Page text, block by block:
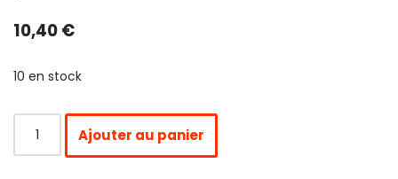
10,40€
10 en stock
Ajouter au panier